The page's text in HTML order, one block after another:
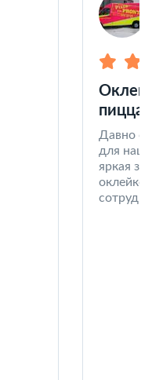
пицца
Давно
для
яркая
оклейке